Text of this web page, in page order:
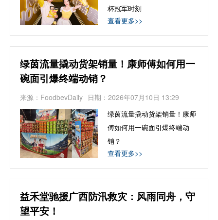
杯冠军时刻
查看更多>>
绿茵流量撬动货架销量！康师傅如何用一
碗面引爆终端动销？
来源：FoodbevDaily 日期：2026年07月10日 13:29
绿茵流量撬动货架销量！康师
傅如何用一碗面引爆终端动
销？
查看更多>>
​益禾堂驰援广西防汛救灾：风雨同舟，守
望平安！